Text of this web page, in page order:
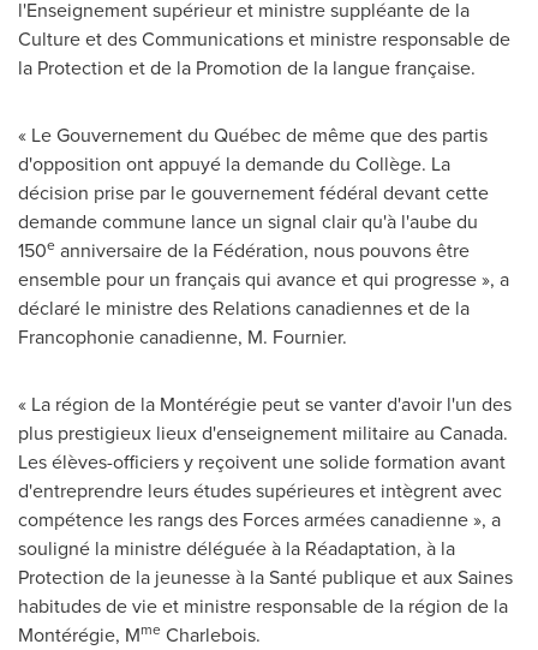
l'Enseignement supérieur et ministre suppléante de la
Culture et des Communications et ministre responsable de
la Protection et de la Promotion de la langue française.
« Le Gouvernement du Québec de même que des partis
d'opposition ont appuyé la demande du Collège. La
décision prise par le gouvernement fédéral devant cette
demande commune lance un signal clair qu'à l'aube du
150e anniversaire de la Fédération, nous pouvons être
ensemble pour un français qui avance et qui progresse », a
déclaré le ministre des Relations canadiennes et de la
Francophonie canadienne, M. Fournier.
« La région de la Montérégie peut se vanter d'avoir l'un des
plus prestigieux lieux d'enseignement militaire au Canada.
Les élèves-officiers y reçoivent une solide formation avant
d'entreprendre leurs études supérieures et intègrent avec
compétence les rangs des Forces armées canadienne », a
souligné la ministre déléguée à la Réadaptation, à la
Protection de la jeunesse à la Santé publique et aux Saines
habitudes de vie et ministre responsable de la région de la
Montérégie, Mme Charlebois.